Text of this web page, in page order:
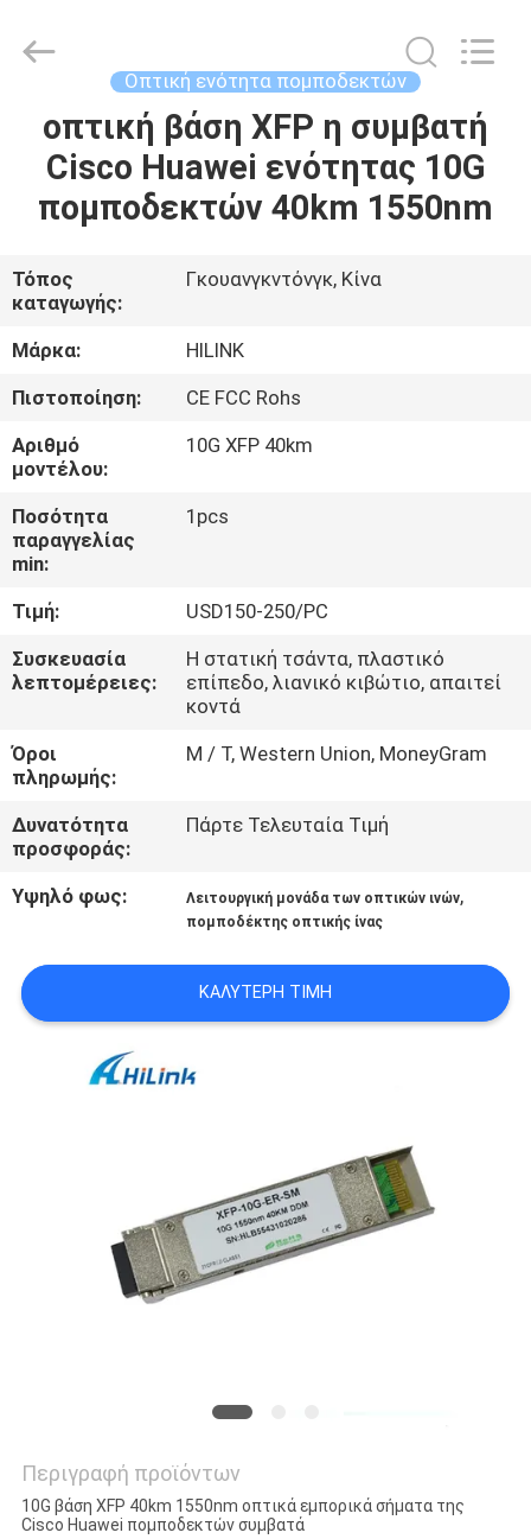
ΣΠΊΤΙ
ΠΡΟΪΌΝΤΑ
ΣΧΕΤΙΚΆ
ΜΕ
ΕΜΆΣ
ΕΠΙΣΚΕΨΉ
ΕΡΓΟΣΤΑΣΊΟΥ
ΈΛΕΓΧΟΣ
ΠΟΙΌΤΗΤΑΣ
ΕΠΙΚΟΙΝΩΝΉΣΤΕ
ΜΑΖΊ
ΜΑΣ
ΕΙΔΉΣΕΙΣ
ΥΠΟΘΈΣΕΙΣ
ΖΗΤΉΣΤΕ
ΜΙΑ
ΠΡΟΣΦΟΡΆ
ΑΠΟΡΡΉΤΟΥ
Technology
Co.,Ltd..
Οπτική ενότητα πομποδεκτών
οπτική βάση XFP η συμβατή
Cisco Huawei ενότητας 10G
πομποδεκτών 40km 1550nm
Τόπος
καταγωγής:
Γκουανγκντόνγκ, Κίνα
Μάρκα:
HILINK
Πιστοποίηση:
CE FCC Rohs
Αριθμό
μοντέλου:
10G XFP 40km
Ποσότητα
παραγγελίας
min:
1pcs
Τιμή:
USD150-250/PC
Συσκευασία
λεπτομέρειες:
Η στατική τσάντα, πλαστικό
επίπεδο, λιανικό κιβώτιο, απαιτεί
κοντά
Όροι
πληρωμής:
Μ / Τ, Western Union, MoneyGram
Δυνατότητα
προσφοράς:
Πάρτε Τελευταία Τιμή
Υψηλό φως: Λειτουργική μονάδα των οπτικών ινών,
πομποδέκτης οπτικής ίνας
ΚΑΛΎΤΕΡΗ ΤΙΜΉ
Περιγραφή προϊόντων
10G βάση XFP 40km 1550nm οπτικά εμπορικά σήματα της
Cisco Huawei πομποδεκτών συμβατά